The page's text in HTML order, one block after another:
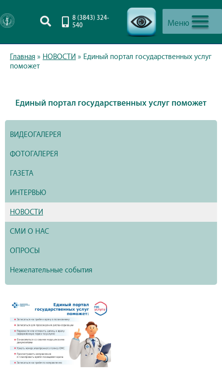
Меню
8 (3843) 324-
540
Главная » НОВОСТИ » Единый портал государственных услуг
поможет
Единый портал государственных услуг поможет
ВИДЕОГАЛЕРЕЯ
ФОТОГАЛЕРЕЯ
ГАЗЕТА
ИНТЕРВЬЮ
НОВОСТИ
СМИ О НАС
ОПРОСЫ
Нежелательные события